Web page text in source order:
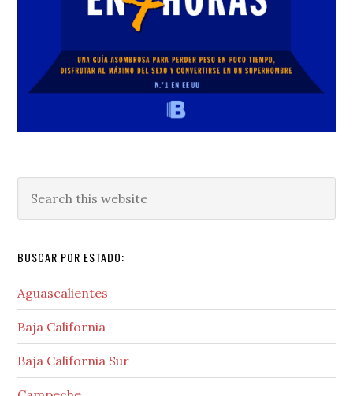
this
BUSCAR POR ESTADO:
Aguascalientes
Baja California
Baja California Sur